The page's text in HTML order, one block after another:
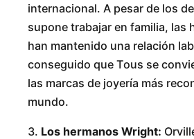
internacional. A pesar de los
supone trabajar en familia, las
han mantenido una relación
conseguido que Tous se
las marcas de joyería más
mundo.
3. Los hermanos Wright: